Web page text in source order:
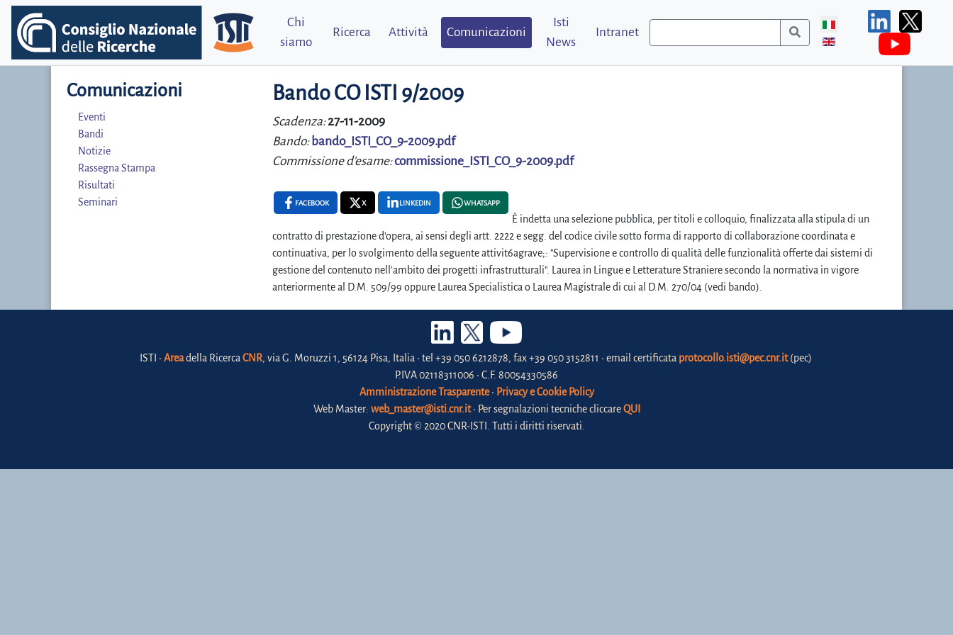
Chi
siamo
Ricerca Attività Comunicazioni
Isti
News
Intranet
Comunicazioni
Eventi
Bandi
Notizie
Rassegna Stampa
Risultati
Seminari
Bando CO ISTI 9/2009
Scadenza:27-11-2009
Bando: bando_ISTI_CO_9-2009.pdf
Commissione d'esame:commissione_ISTI_CO_9-2009.pdf
FACEBOOK X LINKEDIN WHATSAPP
È indetta una selezione pubblica, per titoli e colloquio, finalizzata alla stipula di un
contratto di prestazione d'opera, ai sensi degli artt. 2222 e segg. del codice civile sotto forma di rapporto di collaborazione coordinata e
continuativa, per lo svolgimento della seguente attivit6agrave;: "Supervisione e controllo di qualità delle funzionalità offerte dai sistemi di
gestione del contenuto nell'ambito dei progetti infrastrutturali". Laurea in Lingue e Letterature Straniere secondo la normativa in vigore
anteriormente al D.M. 509/99 oppure Laurea Specialistica o Laurea Magistrale di cui al D.M. 270/04 (vedi bando).
ISTI • Areadella Ricerca CNR, via G. Moruzzi 1, 56124 Pisa, Italia • tel +39 050 6212878, fax +39 050 3152811 • email certificata protocollo.isti@pec.cnr.it(pec)
P.IVA 02118311006 • C.F. 80054330586
Amministrazione Trasparente• Privacy e Cookie Policy
Web Master: web_master@isti.cnr.it• Per segnalazioni tecniche cliccareQUI
Copyright © 2020 CNR-ISTI. Tutti i diritti riservati.